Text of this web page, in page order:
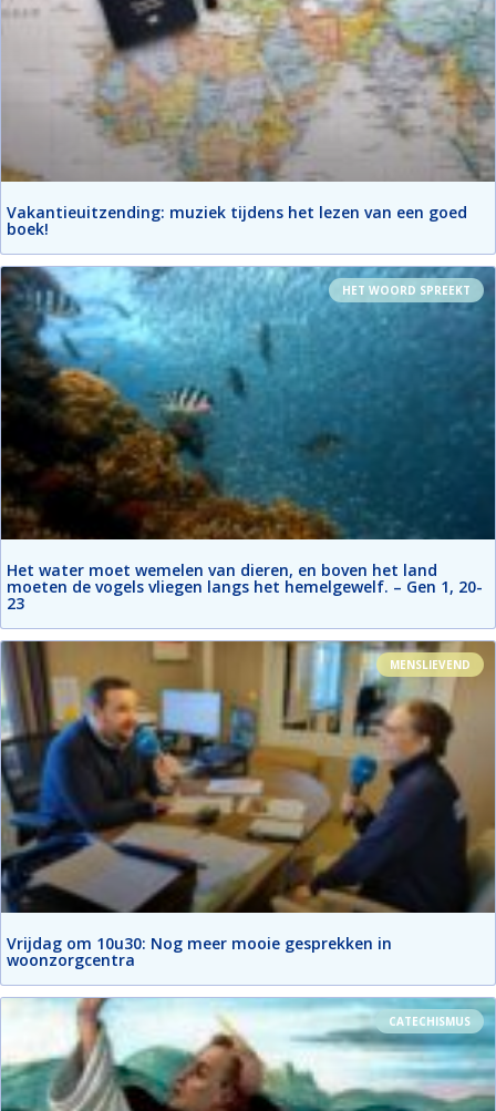
Vakantieuitzending: muziek tijdens het lezen van een goed
boek!
HET WOORD SPREEKT
Het water moet wemelen van dieren, en boven het land
moeten de vogels vliegen langs het hemelgewelf. – Gen 1, 20-
23
MENSLIEVEND
Vrijdag om 10u30: Nog meer mooie gesprekken in
woonzorgcentra
CATECHISMUS